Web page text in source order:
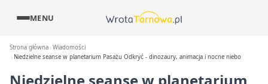
MENU
Strona główna Wiadomości
Niedzielne seanse w planetarium Pasażu Odkryć - dinozaury, animacja i nocne niebo